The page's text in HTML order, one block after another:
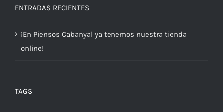
ENTRADAS RECIENTES
¡En Piensos Cabanyal ya tenemos nuestra tienda
online!
TAGS